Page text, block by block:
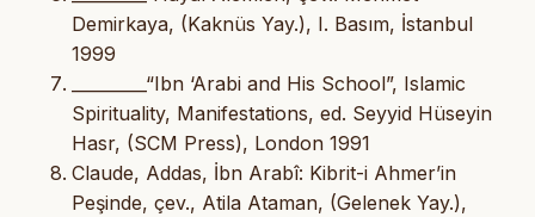
Demirkaya, (Kaknüs Yay.), I. Basım, İstanbul
1999
_________“Ibn ‘Arabi and His School”, Islamic
Spirituality, Manifestations, ed. Seyyid Hüseyin
Hasr, (SCM Press), London 1991
Claude, Addas, İbn Arabî: Kibrit-i Ahmer’in
Peşinde, çev., Atila Ataman, (Gelenek Yay.),